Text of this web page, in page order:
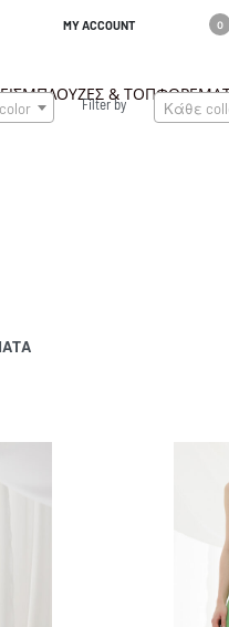
MY ACCOUNT 0
ΜΠΛΟΥΖΕΣ & ΤΟΠ
Filter by Κάθε